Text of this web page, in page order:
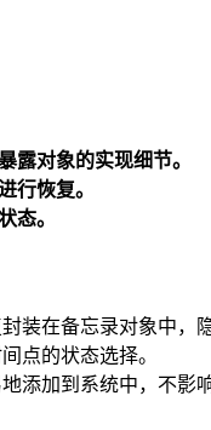
露对象的实现细节。
行恢复。
态。
装在备忘录对象中，
点的状态选择。
添加到系统中，不影